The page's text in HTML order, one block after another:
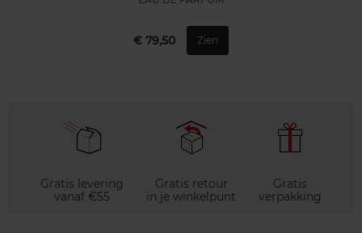
€ 79,50 Zien
Gratis levering
vanaf €55
Gratis retour
in je winkelpunt
Gratis
verpakking